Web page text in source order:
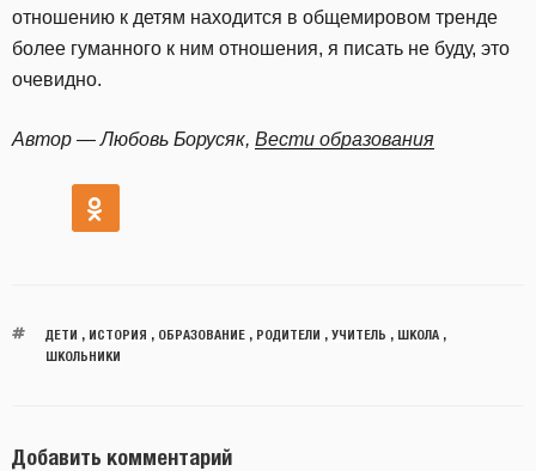
отношению к детям находится в общемировом тренде
более гуманного к ним отношения, я писать не буду, это
очевидно.
Автор — Любовь Борусяк, Вести образования
ДЕТИ ИСТОРИЯ ОБРАЗОВАНИЕ, РОДИТЕЛИ УЧИТЕЛЬ ШКОЛА,
ШКОЛЬНИКИ
Добавить комментарий